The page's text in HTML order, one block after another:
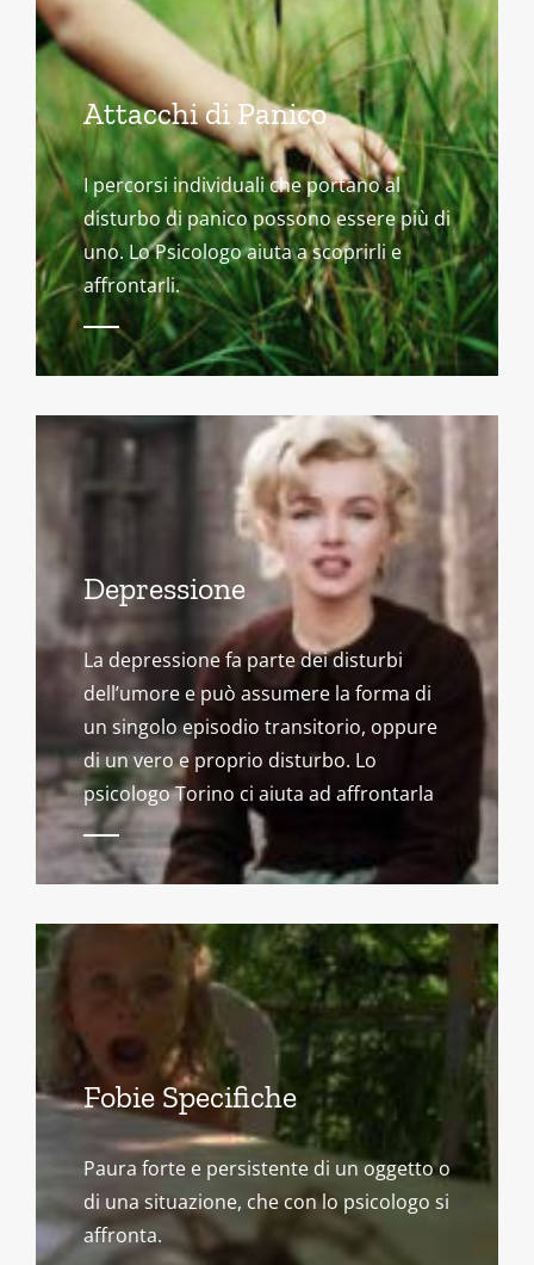
Attacchi di Panico
I percorsi individuali che portano al
disturbo di panico possono essere più di
uno. Lo Psicologo aiuta a scoprirli e
affrontarli.
Depressione
La depressione fa parte dei disturbi
dell’umore e può assumere la forma di
un singolo episodio transitorio, oppure
di un vero e proprio disturbo. Lo
psicologo Torino ci aiuta ad affrontarla
Fobie Specifiche
Paura forte e persistente di un oggetto o
di una situazione, che con lo psicologo si
affronta.